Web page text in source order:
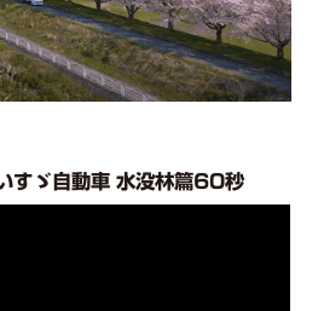
すゞ自動車 水没林篇60秒